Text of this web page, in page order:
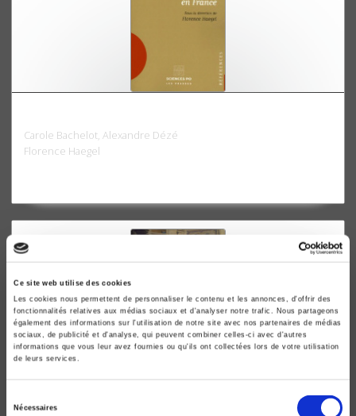
Ce site web utilise des cookies
Les cookies nous permettent de personnaliser le contenu et les annonces, d'offrir des
fonctionnalités relatives aux médias sociaux et d'analyser notre trafic. Nous partageons
également des informations sur l'utilisation de notre site avec nos partenaires de médias
sociaux, de publicité et d'analyse, qui peuvent combiner celles-ci avec d'autres
informations que vous leur avez fournies ou qu'ils ont collectées lors de votre utilisation
de leurs services.
Nécessaires
Carole Bachelot, Alexandre Dézé
Florence Haegel
Le règne des entourages